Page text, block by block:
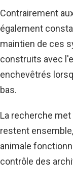
Contrairement
également
maintien de ces
construits avec
enchevêtrés
bas.
La recherche
restent
animale
contrôle des